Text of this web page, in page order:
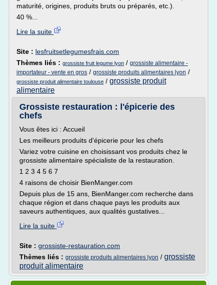
maturité, origines, produits bruts ou préparés, etc.).
40 %...
Lire la suite
Site : lesfruitsetlegumesfrais.com
Thèmes liés : grossiste fruit legume lyon / grossiste alimentaire -
importateur - vente en gros / grossiste produits alimentaires lyon /
grossiste produit alimentaire toulouse / grossiste produit
alimentaire
Grossiste restauration : l'épicerie des
chefs
Vous êtes ici : Accueil
Les meilleurs produits d'épicerie pour les chefs
Variez votre cuisine en choisissant vos produits chez le
grossiste alimentaire spécialiste de la restauration.
1 2 3 4 5 6 7
4 raisons de choisir BienManger.com
Depuis plus de 15 ans, BienManger.com recherche dans
chaque région et dans chaque pays les produits aux
saveurs authentiques, aux qualités gustatives...
Lire la suite
Site : grossiste-restauration.com
Thèmes liés : grossiste produits alimentaires lyon / grossiste
produit alimentaire